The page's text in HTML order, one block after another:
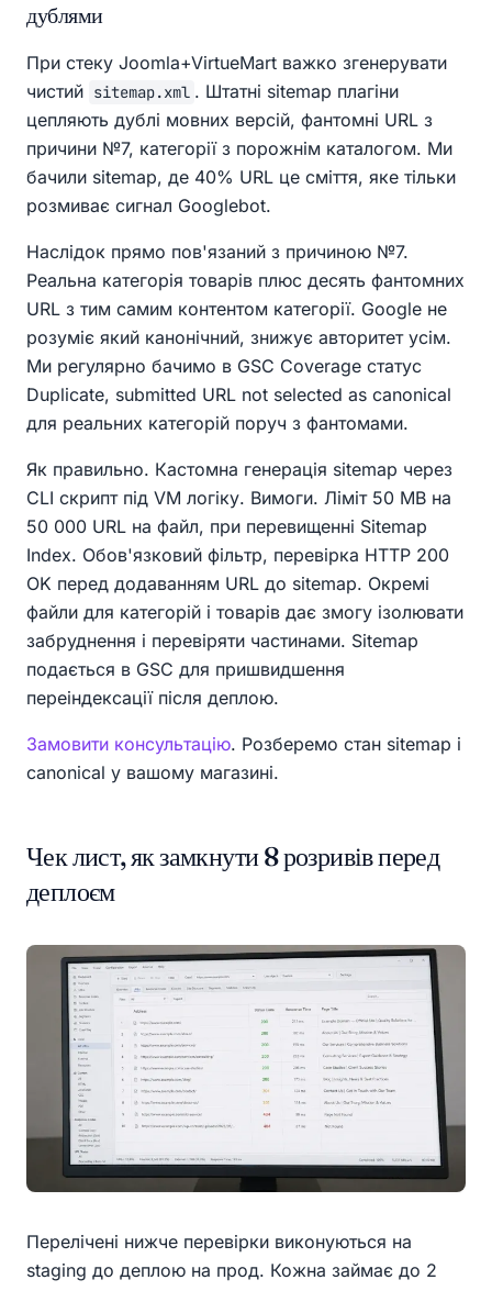
дублями
При стеку Joomla+VirtueMart важко згенерувати
чистий sitemap.xml . Штатні sitemap плагіни
цепляють дублі мовних версій, фантомні URL з
причини №7, категорії з порожнім каталогом. Ми
бачили sitemap, де 40% URL це сміття, яке тільки
розмиває сигнал Googlebot.
Наслідок прямо пов'язаний з причиною №7.
Реальна категорія товарів плюс десять фантомних
URL з тим самим контентом категорії. Google не
розуміє який канонічний, знижує авторитет усім.
Ми регулярно бачимо в GSC Coverage статус
Duplicate, submitted URL not selected as canonical
для реальних категорій поруч з фантомами.
Як правильно. Кастомна генерація sitemap через
CLI скрипт під VM логіку. Вимоги. Ліміт 50 MB на
50 000 URL на файл, при перевищенні Sitemap
Index. Обов'язковий фільтр, перевірка HTTP 200
OK перед додаванням URL до sitemap. Окремі
файли для категорій і товарів дає змогу ізолювати
забруднення і перевіряти частинами. Sitemap
подається в GSC для пришвидшення
переіндексації після деплою.
Замовити консультацію. Розберемо стан sitemap і
canonical у вашому магазині.
Чек лист, як замкнути 8 розривів перед
деплоєм
Перелічені нижче перевірки виконуються на
staging до деплою на прод. Кожна займає до 2